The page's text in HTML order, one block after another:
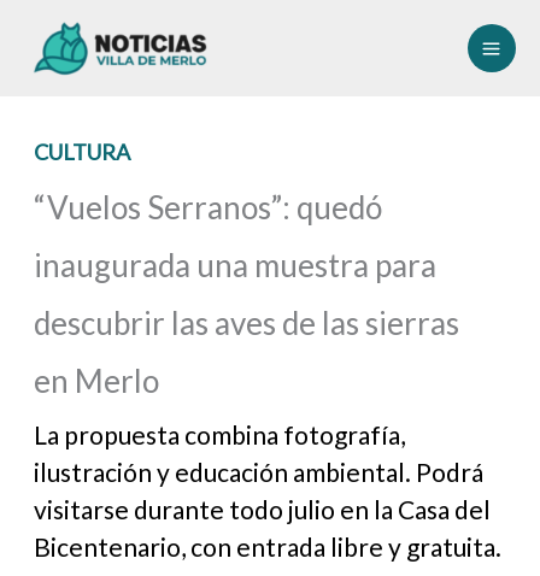
CULTURA
“Vuelos Serranos”: quedó
inaugurada una muestra para
descubrir las aves de las sierras
en Merlo
La propuesta combina fotografía,
ilustración y educación ambiental. Podrá
visitarse durante todo julio en la Casa del
Bicentenario, con entrada libre y gratuita.